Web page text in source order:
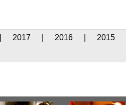
2017 2016 2015